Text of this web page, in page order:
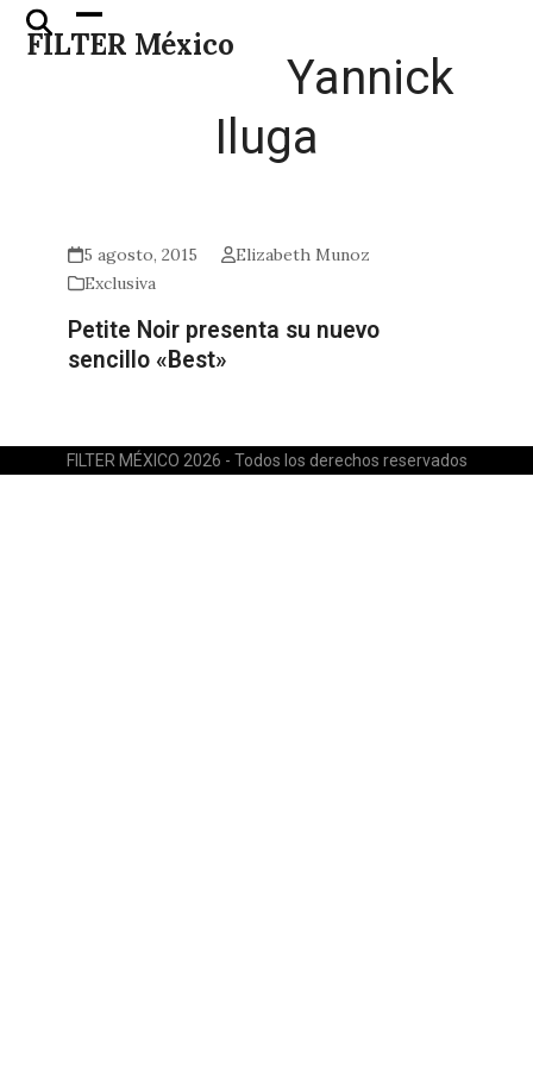
Skip
FILTER México
Open
mobile
Close
mobile
Yannick
Iluga
5 agosto, 2015
Elizabeth Munoz
Exclusiva
Petite Noir presenta su nuevo
sencillo «Best»
FILTER MÉXICO 2026 - Todos los derechos reservados